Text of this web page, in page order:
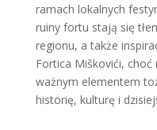
ramach lokalnych
ruiny fortu stają się
regionu, a także
Fortica Miškovići,
ważnym elementem
historię, kulturę i